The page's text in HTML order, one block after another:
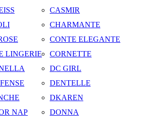
CASMIR
CHARMANTE
CONTE ELEGANTE
LINGERIE
CORNETTE
DC GIRL
DENTELLE
DKAREN
NAP
DONNA